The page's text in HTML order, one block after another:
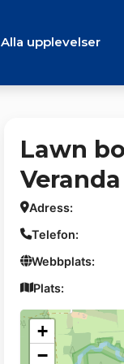
Alla upplevelser
Lawn
Veranda
Adress:
Telefon:
Webbplats:
Plats:
+
−